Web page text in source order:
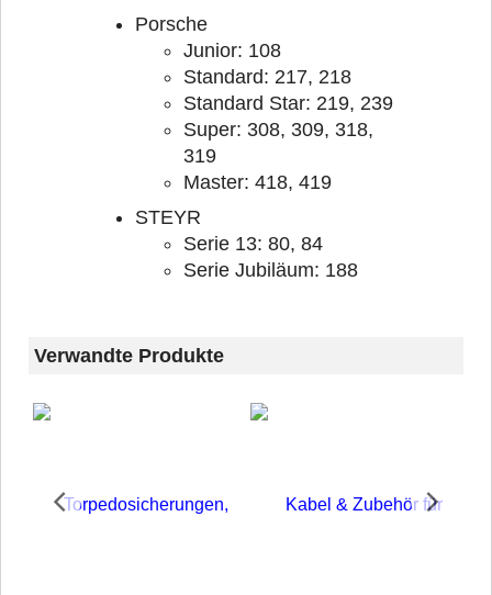
Porsche
Junior: 108
Standard: 217, 218
Standard Star: 219, 239
Super: 308, 309, 318,
319
Master: 418, 419
STEYR
Serie 13: 80, 84
Serie Jubiläum: 188
Verwandte Produkte